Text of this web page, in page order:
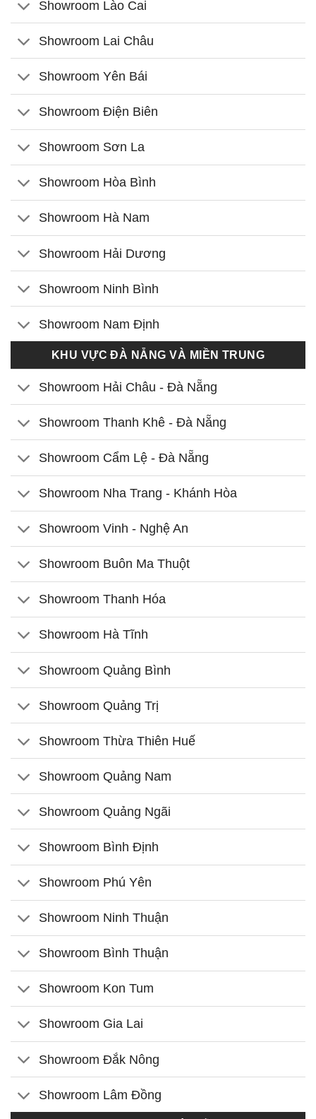
Showroom Lào Cai
Showroom Lai Châu
Showroom Yên Bái
Showroom Điện Biên
Showroom Sơn La
Showroom Hòa Bình
Showroom Hà Nam
Showroom Hải Dương
Showroom Ninh Bình
Showroom Nam Định
KHU VỰC ĐÀ NẴNG VÀ MIỀN TRUNG
Showroom Hải Châu - Đà Nẵng
Showroom Thanh Khê - Đà Nẵng
Showroom Cẩm Lệ - Đà Nẵng
Showroom Nha Trang - Khánh Hòa
Showroom Vinh - Nghệ An
Showroom Buôn Ma Thuột
Showroom Thanh Hóa
Showroom Hà Tĩnh
Showroom Quảng Bình
Showroom Quảng Trị
Showroom Thừa Thiên Huế
Showroom Quảng Nam
Showroom Quảng Ngãi
Showroom Bình Định
Showroom Phú Yên
Showroom Ninh Thuận
Showroom Bình Thuận
Showroom Kon Tum
Showroom Gia Lai
Showroom Đắk Nông
Showroom Lâm Đồng